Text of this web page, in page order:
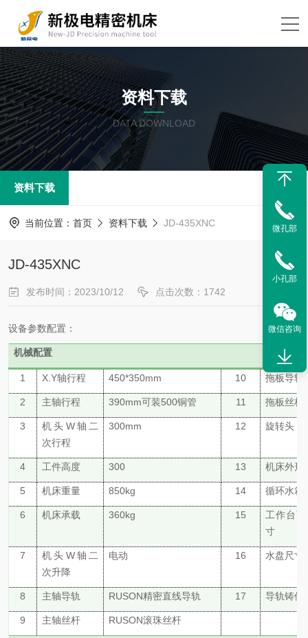
资料下载
DATA DOWNLOAD
资料下载
当前位置： 首页 资料下载 JD-435XNC
JD-435XNC
发布时间：2023/10/12 点击次数：1742
设备参数配置：
机械配置
1 X.Y轴行程 450*350mm 10 拖板导轨
2 主轴行程 390mm可装500铜管 11 拖板丝杆
3 机头 W轴二
次行程
300mm 12 旋转头
4 工件高度 300 13 机床外形
5 机床重量 850kg 14 循环水箱
6 机床承载 360kg 15
工作台
寸
7 机头 W轴二
次升降
电动 16 水盘尺寸
8 主轴导轨 RUSON精密直线导轨 17 导轨铸件
9 主轴丝杆 RUSON滚珠丝杆
微孔部
小孔部
微信咨询